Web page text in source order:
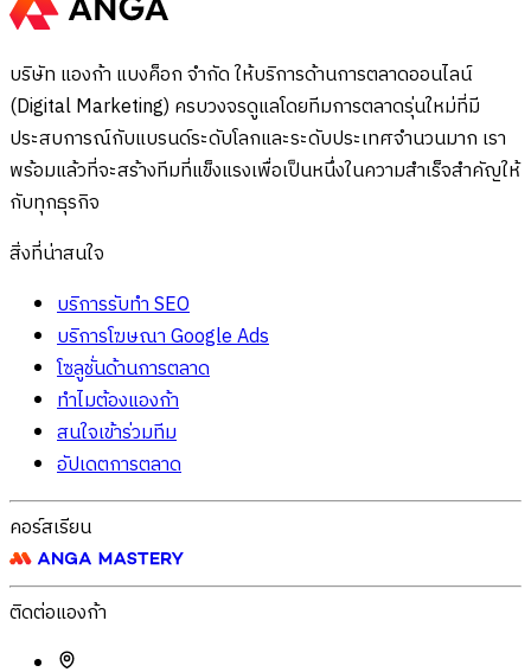
บริษัท แองก้า แบงค็อก จำกัด ให้บริการด้านการตลาดออนไลน์
(Digital Marketing) ครบวงจรดูแลโดยทีมการตลาดรุ่นใหม่ที่มี
ประสบการณ์กับแบรนด์ระดับโลกและระดับประเทศจำนวนมาก เรา
พร้อมแล้วที่จะสร้างทีมที่แข็งแรงเพื่อเป็นหนึ่งในความสำเร็จสำคัญให้
กับทุกธุรกิจ
สิ่งที่น่าสนใจ
บริการรับทำ SEO
บริการโฆษณา Google Ads
โซลูชั่นด้านการตลาด
ทำไมต้องแองก้า
สนใจเข้าร่วมทีม
อัปเดตการตลาด
คอร์สเรียน
ติดต่อแองก้า